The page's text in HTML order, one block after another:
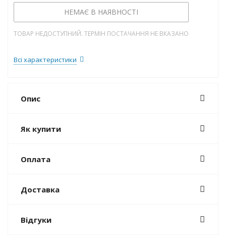
НЕМАЄ В НАЯВНОСТІ
ТОВАР НЕДОСТУПНИЙ. ТЕРМІН ПОСТАЧАННЯ НЕ ВКАЗАНО
Всі характеристики
Опис
Як купити
Оплата
Доставка
Відгуки